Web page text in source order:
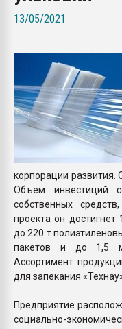
13/05/2021
корпорации развития.
Объем инвестиций
собственных
проекта он
до 220 т
пакетов и до 1,5
Ассортимент
для запекания
Предприятие
социально-